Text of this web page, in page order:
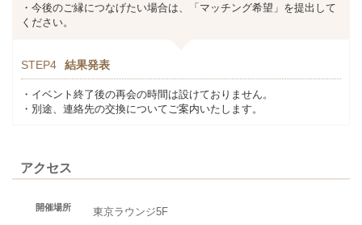
・今後のご縁につなげたい場合は、「マッチング希望」を提出して
ください。
STEP4 結果発表
・イベント終了後の再会の時間は設けておりません。
・別途、連絡先の交換についてご案内いたします。
アクセス
開催場所
東京ラウンジ5F